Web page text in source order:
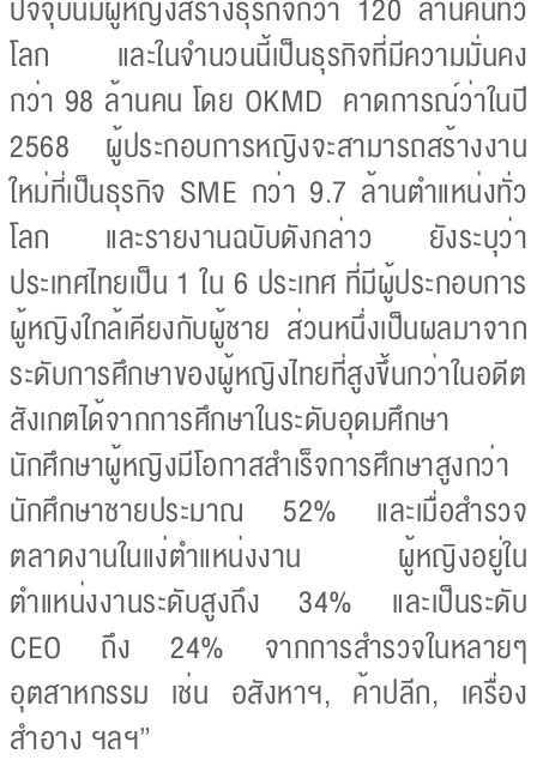
โลก และในจำนวนนี้เป็นธุรกิจที่มีความมั่นคง
กว่า 98 ล้านคน โดย OKMD คาดการณ์ว่าในปี
2568 ผู้ประกอบการหญิงจะสามารถสร้างงาน
ใหม่ที่เป็นธุรกิจ SME กว่า 9.7 ล้านตำแหน่งทั่ว
โลก และรายงานฉบับดังกล่าว ยังระบุว่า
ประเทศไทยเป็น 1 ใน 6 ประเทศ ที่มีผู้ประกอบการ
ผู้หญิงใกล้เคียงกับผู้ชาย ส่วนหนึ่งเป็นผลมาจาก
ระดับการศึกษาของผู้หญิงไทยที่สูงขึ้นกว่าในอดีต
สังเกตได้จากการศึกษาในระดับอุดมศึกษา
นักศึกษาผู้หญิงมีโอกาสสำเร็จการศึกษาสูงกว่า
นักศึกษาชายประมาณ 52% และเมื่อสำรวจ
ตลาดงานในแง่ตำแหน่งงาน ผู้หญิงอยู่ใน
ตำแหน่งงานระดับสูงถึง 34% และเป็นระดับ
CEO ถึง 24% จากการสำรวจในหลายๆ
อุตสาหกรรม เช่น อสังหาฯ, ค้าปลีก, เครื่อง
สำอาง ฯลฯ”